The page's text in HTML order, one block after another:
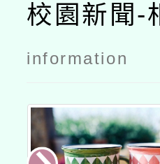
校園新聞-
information